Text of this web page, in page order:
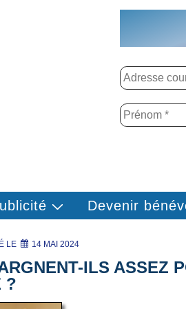
Devenir
LE 14 MAI 2024
ILS ASSEZ
?